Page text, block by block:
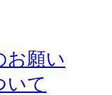
お願い
いて